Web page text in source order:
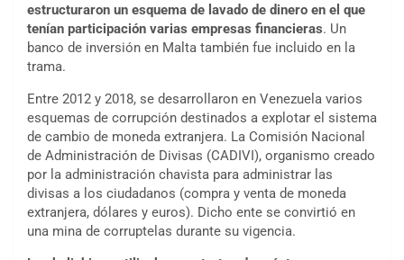
estructuraron un esquema de lavado de dinero en el que
tenían participación varias empresas financieras. Un
banco de inversión en Malta también fue incluido en la
trama.
Entre 2012 y 2018, se desarrollaron en Venezuela varios
esquemas de corrupción destinados a explotar el sistema
de cambio de moneda extranjera. La Comisión Nacional
de Administración de Divisas (CADIVI), organismo creado
por la administración chavista para administrar las
divisas a los ciudadanos (compra y venta de moneda
extranjera, dólares y euros). Dicho ente se convirtió en
una mina de corruptelas durante su vigencia.